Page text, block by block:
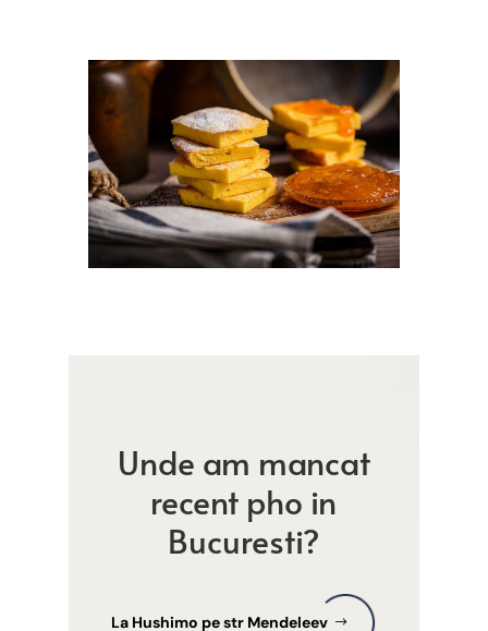
Unde am mancat
recent pho in
Bucuresti?
La Hushimo pe str Mendeleev